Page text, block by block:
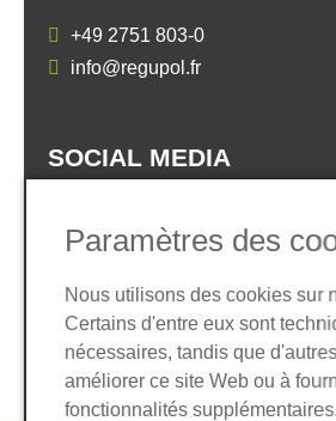
+49 2751 803-0
info@regupol.fr
SOCIAL MEDIA
Informations légales
Protection
Conditions Générales
Système de whistleblowing
Paramètres des
Nous utilisons des cookies sur
Certains d'entre eux sont
nécessaires, tandis que
améliorer ce site Web ou à
fonctionnalités